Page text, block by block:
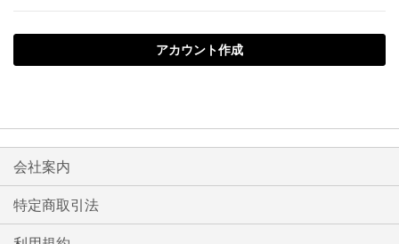
アカウント作成
会社案内
特定商取引法